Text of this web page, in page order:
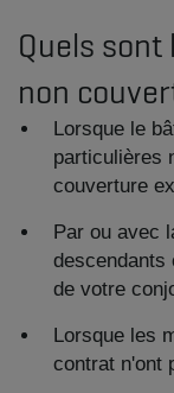
Quels
non
​Lorsque le
particulières
couverture
Par ou avec
descendants
de votre
Lorsque les
contrat n'ont